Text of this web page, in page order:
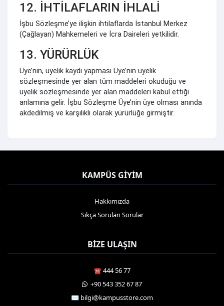
12. İHTİLAFLARIN İHLALİ
İşbu Sözleşme’ye ilişkin ihtilaflarda İstanbul Merkez
(Çağlayan) Mahkemeleri ve İcra Daireleri yetkilidir.
13. YÜRÜRLÜK
Üye’nin, üyelik kaydı yapması Üye’nin üyelik
sözleşmesinde yer alan tüm maddeleri okuduğu ve
üyelik sözleşmesinde yer alan maddeleri kabul ettiği
anlamına gelir. İşbu Sözleşme Üye’nin üye olması anında
akdedilmiş ve karşılıklı olarak yürürlüğe girmiştir.
KAMPÜS GIYIM
Hakkımızda
Sıkça Sorulan Sorular
BIZE ULAŞIN
☎️ 444 56 77
️ +90 543 352 67 87
✉️ bilgi@kampusstore.com